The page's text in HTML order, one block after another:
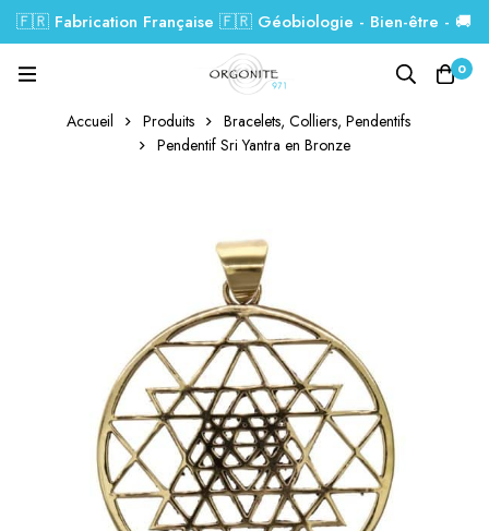
🇫🇷 Fabrication Française 🇫🇷 Géobiologie - Bien-être - 🚚
Livraison GRATUITE dés 99€.
0
Accueil Produits
Bracelets, Colliers, Pendentifs
Pendentif Sri Yantra en Bronze